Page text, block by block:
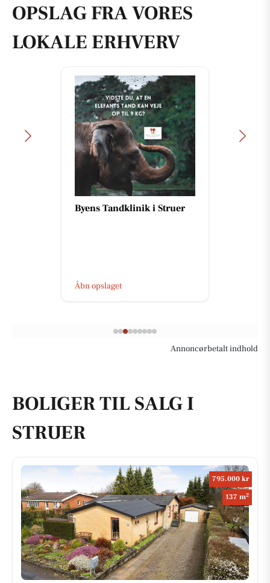
OPSLAG FRA VORES
LOKALE ERHVERV
Byens Tandklinik i Struer
Åbn opslaget
Annoncørbetalt indhold
BOLIGER TIL SALG I
STRUER
795.000 kr
137 m2